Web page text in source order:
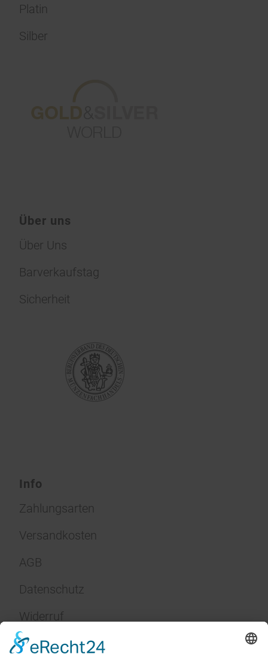
Platin
Silber
Über uns
Über Uns
Barverkaufstag
Sicherheit
Info
Zahlungsarten
Versandkosten
AGB
Datenschutz
Widerruf
Impressum